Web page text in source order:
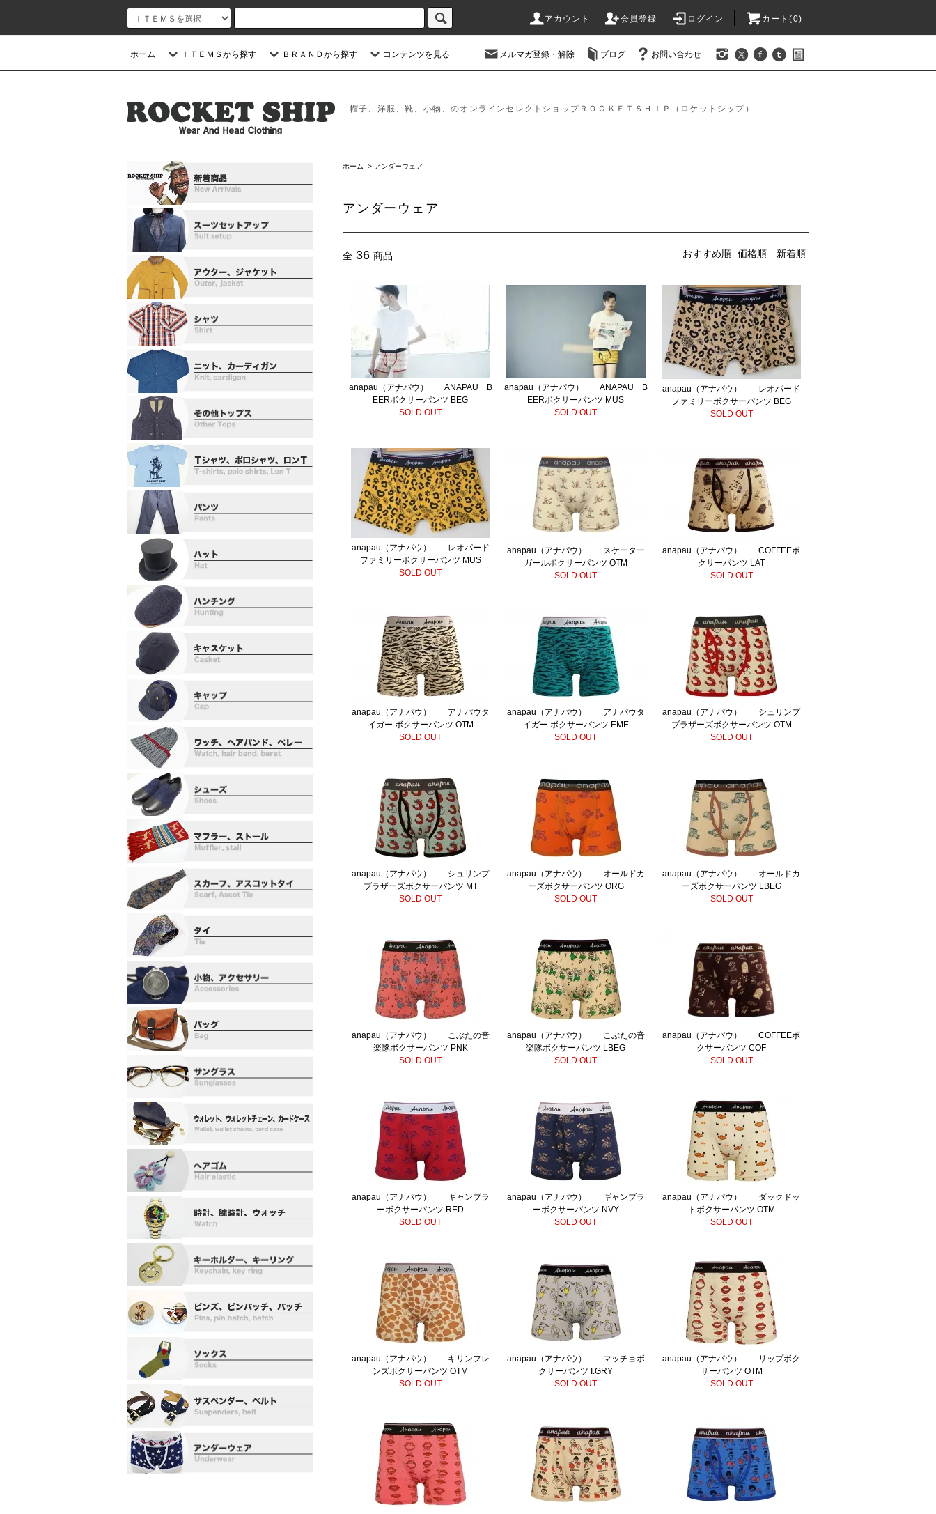
アカウント 会員登録 ログイン カート(0)
ホーム ＩＴＥＭＳから探す ＢＲＡＮＤから探す コンテンツを見る メルマガ登録・解除 ブログ お問い合わせ
帽子、洋服、靴、小物、のオンラインセレクトショップＲＯＣＫＥＴＳＨＩＰ（ロケットシップ）
ホーム > アンダーウェア
アンダーウェア
全 36 商品 おすすめ順 価格順 新着順
anapau（アナパウ） ANAPAU B
EERボクサーパンツ BEG
SOLD OUT
anapau（アナパウ） ANAPAU B
EERボクサーパンツ MUS
SOLD OUT
anapau（アナパウ） レオパード
ファミリーボクサーパンツ BEG
SOLD OUT
anapau（アナパウ） レオパード
ファミリーボクサーパンツ MUS
SOLD OUT
anapau（アナパウ） スケーター
ガールボクサーパンツ OTM
SOLD OUT
anapau（アナパウ） COFFEEボ
クサーパンツ LAT
SOLD OUT
anapau（アナパウ） アナパウタ
イガー ボクサーパンツ OTM
SOLD OUT
anapau（アナパウ） アナパウタ
イガー ボクサーパンツ EME
SOLD OUT
anapau（アナパウ） シュリンプ
ブラザーズボクサーパンツ OTM
SOLD OUT
anapau（アナパウ） シュリンプ
ブラザーズボクサーパンツ MT
SOLD OUT
anapau（アナパウ） オールドカ
ーズボクサーパンツ ORG
SOLD OUT
anapau（アナパウ） オールドカ
ーズボクサーパンツ LBEG
SOLD OUT
anapau（アナパウ） こぶたの音
楽隊ボクサーパンツ PNK
SOLD OUT
anapau（アナパウ） こぶたの音
楽隊ボクサーパンツ LBEG
SOLD OUT
anapau（アナパウ） COFFEEボ
クサーパンツ COF
SOLD OUT
anapau（アナパウ） ギャンブラ
ーボクサーパンツ RED
SOLD OUT
anapau（アナパウ） ギャンブラ
ーボクサーパンツ NVY
SOLD OUT
anapau（アナパウ） ダックドッ
トボクサーパンツ OTM
SOLD OUT
anapau（アナパウ） キリンフレ
ンズボクサーパンツ OTM
SOLD OUT
anapau（アナパウ） マッチョボ
クサーパンツ I.GRY
SOLD OUT
anapau（アナパウ） リップボク
サーパンツ OTM
SOLD OUT